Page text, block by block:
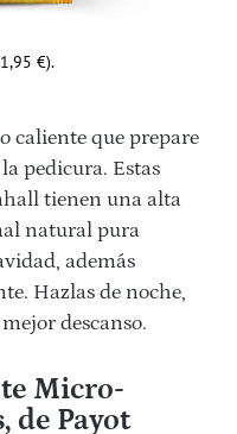
€).
caliente que prepare
pedicura. Estas
tienen una alta
natural pura
además
Hazlas de noche,
descanso.
Micro-
de Payot